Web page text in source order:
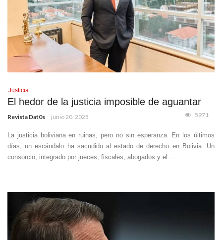
Justicia
El hedor de la justicia imposible de aguantar
Revista Dat0s junio 20, 2025 5971
La justicia boliviana en ruinas, pero no sin esperanza. En los últimos
días, un escándalo ha sacudido al estado de derecho en Bolivia. Un
consorcio, integrado por jueces, fiscales, abogados y el ...